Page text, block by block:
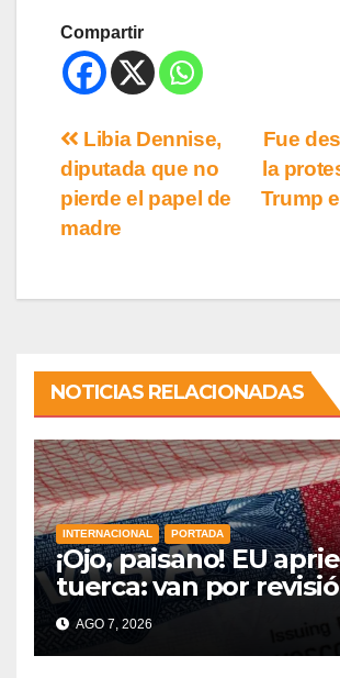
Compartir
Fue
la
Trump
Libia Dennise,
diputada que no
pierde el papel de
madre
NOTICIAS RELACIONADAS
INTERNACIONAL PORTADA
¡Ojo, paisano! EU
tuerca: van por
redes sociales para
y nuevas reglas en la
AGO 7, 2026